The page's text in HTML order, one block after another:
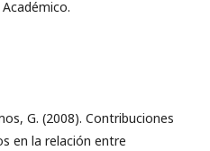
G. (2008). Contribuciones
en la relación entre